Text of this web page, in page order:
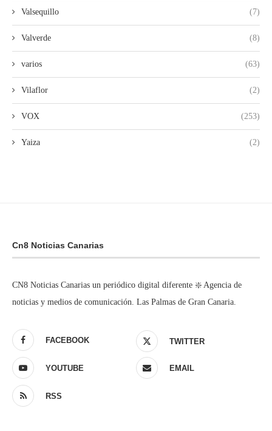
Valsequillo (7)
Valverde (8)
varios (63)
Vilaflor (2)
VOX (253)
Yaiza (2)
Cn8 Noticias Canarias
CN8 Noticias Canarias un periódico digital diferente ❇️ Agencia de
noticias y medios de comunicación. Las Palmas de Gran Canaria.
FACEBOOK TWITTER
YOUTUBE EMAIL
RSS